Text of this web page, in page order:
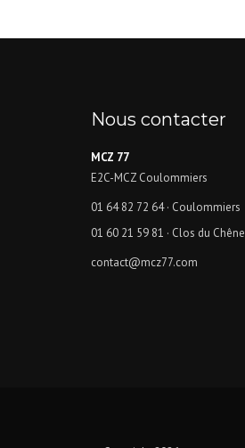
Nous contacter
MCZ 77
E2C-MCZ Coulommiers
01 64 82 72 64· Coulommiers
01 60 21 59 81 · Clos du Chêne
contact@mcz77.com